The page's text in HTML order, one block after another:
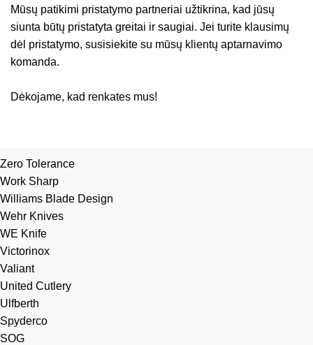
Mūsų patikimi pristatymo partneriai užtikrina, kad jūsų
siunta būtų pristatyta greitai ir saugiai. Jei turite klausimų
dėl pristatymo, susisiekite su mūsų klientų aptarnavimo
komanda.
Dėkojame, kad renkates mus!
Zero Tolerance
Work Sharp
Williams Blade Design
Wehr Knives
WE Knife
Victorinox
Valiant
United Cutlery
Ulfberth
Spyderco
SOG